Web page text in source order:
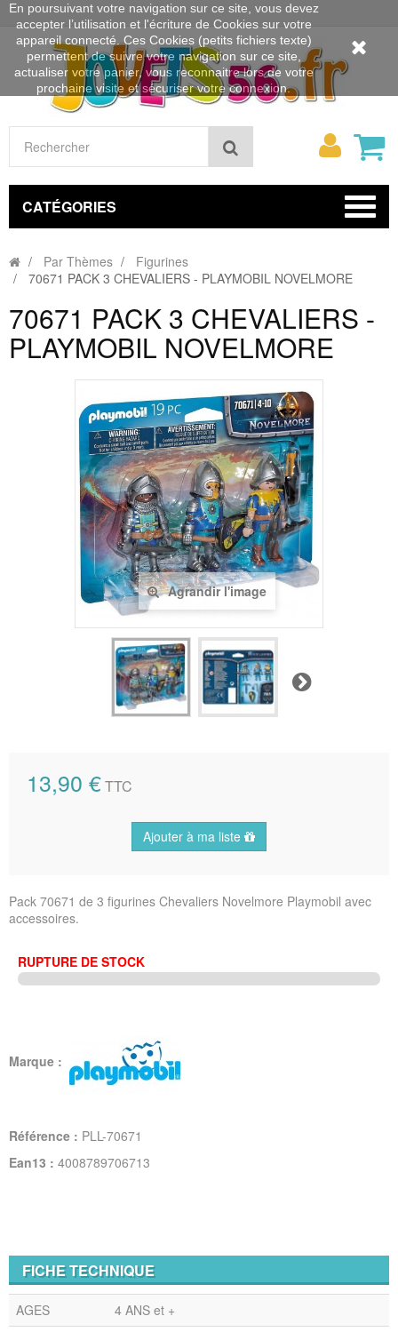
Rechercher
Mon
CATÉGORIES
Par Thèmes
Figurines
70671 PACK 3 CHEVALIERS - PLAYMOBIL NOVELMORE
70671 PACK 3 CHEVALIERS -
PLAYMOBIL NOVELMORE
Agrandir l'image
Suivant
13,90 €TTC
Ajouter à ma liste
Pack 70671 de 3 figurines Chevaliers Novelmore Playmobil avec
accessoires.
RUPTURE DE STOCK
Marque :
Référence : PLL-70671
Ean13 : 4008789706713
FICHE TECHNIQUE
AGES
4 ANS et +
En poursuivant votre navigation sur ce site, vous devez
accepter l’utilisation et l'écriture de Cookies sur votre
appareil connecté. Ces Cookies (petits fichiers texte)
permettent de suivre votre navigation sur ce site,
actualiser votre panier, vous reconnaitre lors de votre
prochaine visite et sécuriser votre connexion.